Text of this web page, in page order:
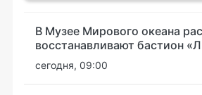
В Музее Мирового океана
восстанавливают бастион
сегодня, 09:00